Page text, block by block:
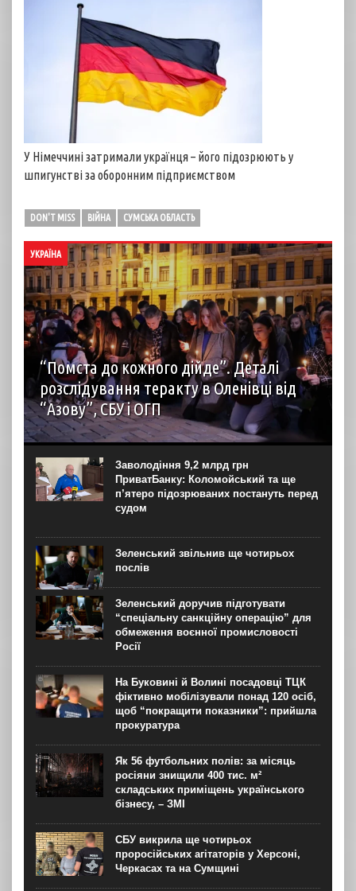
У Німеччині затримали українця – його підозрюють у
шпигунстві за оборонним підприємством
DON'T MISS ВІЙНА СУМСЬКА ОБЛАСТЬ
УКРАЇНА
“Помста до кожного дійде”. Деталі
розслідування теракту в Оленівці від
“Азову”, СБУ і ОГП
автор: Наталія Терамае 28 липня рідні вцілілих
“азовців” в Оленівці виступили із шокуючою заявою.
Мовляв, списки полонених у “бараці 200”, де стався
вибух, укладав полонений представник корпусу. Заява...
Заволодіння 9,2 млрд грн
ПриватБанку: Коломойський та ще
п’ятеро підозрюваних постануть перед
судом
Зеленський звільнив ще чотирьох
послів
Зеленський доручив підготувати
“спеціальну санкційну операцію” для
обмеження воєнної промисловості
Росії
На Буковині й Волині посадовці ТЦК
фіктивно мобілізували понад 120 осіб,
щоб “покращити показники”: прийшла
прокуратура
Як 56 футбольних полів: за місяць
росіяни знищили 400 тис. м²
складських приміщень українського
бізнесу, – ЗМІ
СБУ викрила ще чотирьох
проросійських агітаторів у Херсоні,
Черкасах та на Сумщині